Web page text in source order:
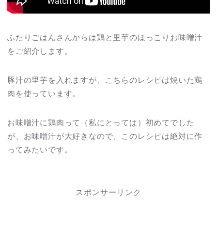
ふたりごはんさんからは鶏と里芋のほっこりお味噌汁
をご紹介します。
豚汁の里芋を入れますが、こちらのレシピは焼いた鶏
肉を使っています。
お味噌汁に鶏肉って（私にとっては）初めてでした
が、お味噌汁が大好きなので、このレシピは絶対に作
ってみたいです。
スポンサーリンク